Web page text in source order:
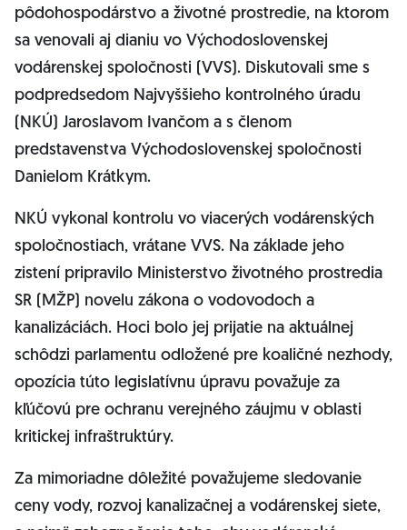
pôdohospodárstvo a životné prostredie, na ktorom
sa venovali aj dianiu vo Východoslovenskej
vodárenskej spoločnosti (VVS). Diskutovali sme s
podpredsedom Najvyššieho kontrolného úradu
(NKÚ) Jaroslavom Ivančom a s členom
predstavenstva Východoslovenskej spoločnosti
Danielom Krátkym.
NKÚ vykonal kontrolu vo viacerých vodárenských
spoločnostiach, vrátane VVS. Na základe jeho
zistení pripravilo Ministerstvo životného prostredia
SR (MŽP) novelu zákona o vodovodoch a
kanalizáciách. Hoci bolo jej prijatie na aktuálnej
schôdzi parlamentu odložené pre koaličné nezhody,
opozícia túto legislatívnu úpravu považuje za
kľúčovú pre ochranu verejného záujmu v oblasti
kritickej infraštruktúry.
Za mimoriadne dôležité považujeme sledovanie
ceny vody, rozvoj kanalizačnej a vodárenskej siete,